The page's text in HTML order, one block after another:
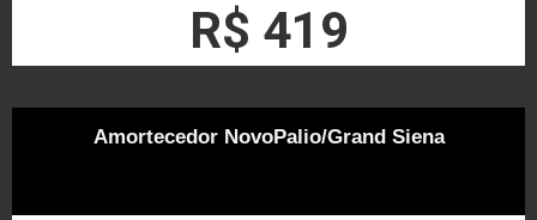
R$ 419
Amortecedor NovoPalio/Grand Siena